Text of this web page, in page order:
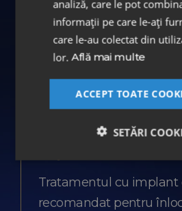
Brașov
Pentru pacienții care
stomatologice în Brașov,
integrate, de la prevenție și
la tratamente complexe de
Tratamentul cu implant
recomandat pentru
analiză, care le pot
informații pe care le-ați
care le-au colectat din
lor.Află mai multe
ACCEPT TOATE
SETĂRI